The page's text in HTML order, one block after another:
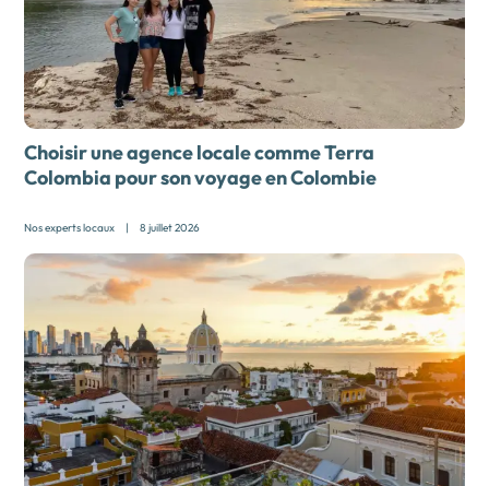
Choisir une agence locale comme Terra
Colombia pour sonvoyage en Colombie
Nos experts locaux | 8 juillet 2026